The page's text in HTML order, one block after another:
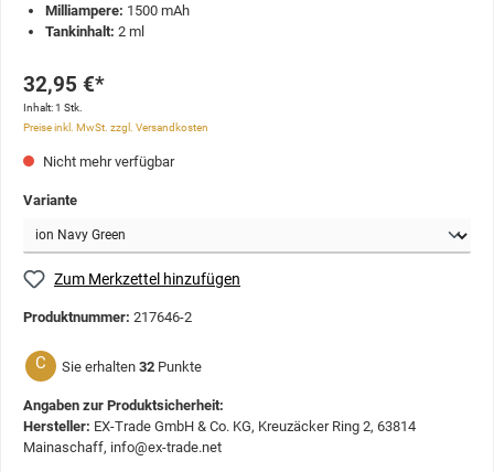
Milliampere: 1500 mAh
Tankinhalt: 2 ml
32,95 €*
Inhalt:1 Stk.
Preise inkl. MwSt. zzgl. Versandkosten
Nicht mehr verfügbar
Variante
Zum Merkzettel hinzufügen
Produktnummer: 217646-2
C Sie erhalten 32 Punkte
Angaben zur Produktsicherheit:
Hersteller: EX-Trade GmbH & Co. KG, Kreuzäcker Ring 2, 63814
Mainaschaff, info@ex-trade.net